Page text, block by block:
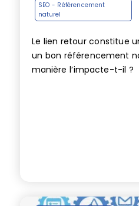
SEO - Référencement
naturel
Le lien retour constitue
un bon référencement
manière l’impacte-t-il ?